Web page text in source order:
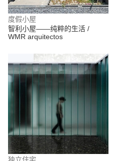
度假小屋
智利小屋——纯粹的生活 /
WMR arquitectos